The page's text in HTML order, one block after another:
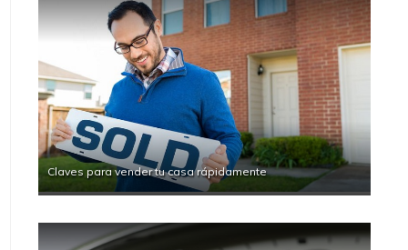
Claves para vender tu casa rápidamente